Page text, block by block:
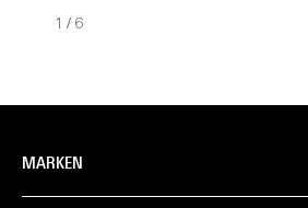
1 / 6
MARKEN